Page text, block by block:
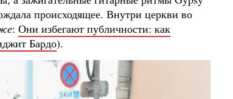
происходящее. Внутри церкви во
: Они избегают публичности: как
Бардо).